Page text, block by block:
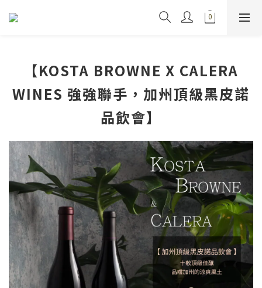
【KOSTA BROWNE X CALERA
WINES 強強聯手，加州頂級黑皮諾
品飲會】